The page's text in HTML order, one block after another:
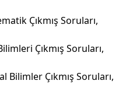
Çıkmış Soruları,
Çıkmış Soruları,
Bilimler Çıkmış Soruları,